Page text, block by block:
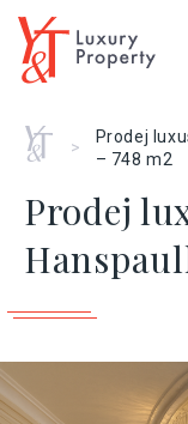
Home
>
Prodej
– 748 m2
Prodej